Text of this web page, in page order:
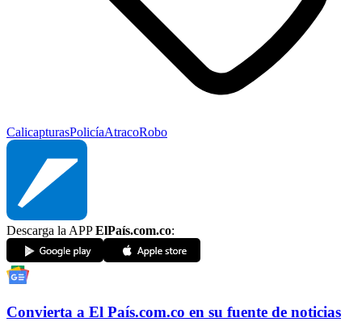
CalicapturasPolicíaAtracoRobo
Descarga la APPElPaís.com.co:
Convierta a El País.com.co en su fuente de noticias